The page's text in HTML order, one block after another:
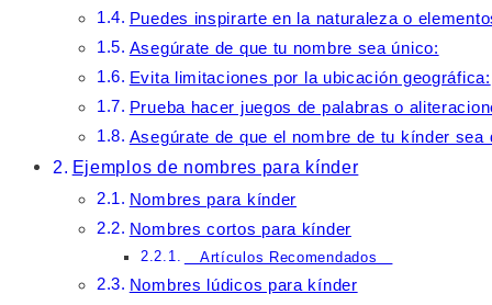
Puedes inspirarte en la naturaleza o
Asegúrate de que tu nombre sea único:
Evita limitaciones por la ubicación geográfica:
Prueba hacer juegos de palabras o
Asegúrate de que el nombre de tu kínder sea
Ejemplos de nombres para kínder
Nombres para kínder
Nombres cortos para kínder
Artículos Recomendados
Nombres lúdicos para kínder